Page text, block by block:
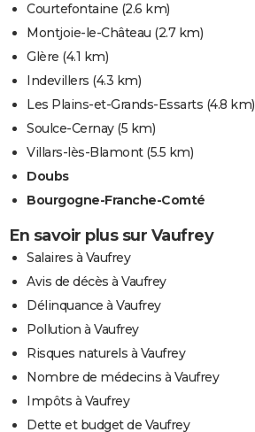
Courtefontaine (2.6 km)
Montjoie-le-Château (2.7 km)
Glère (4.1 km)
Indevillers (4.3 km)
Les Plains-et-Grands-Essarts (4.8 km)
Soulce-Cernay(5 km)
Villars-lès-Blamont(5.5 km)
Doubs
Bourgogne-Franche-Comté
En savoir plus sur Vaufrey
Salaires à Vaufrey
Avis de décès à Vaufrey
Délinquance à Vaufrey
Pollution à Vaufrey
Risques naturels à Vaufrey
Nombre de médecins à Vaufrey
Impôts à Vaufrey
Dette et budget de Vaufrey